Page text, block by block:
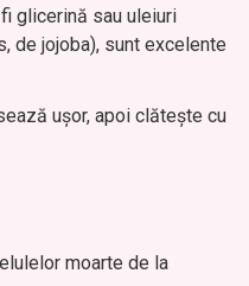
glicerină sau uleiuri
de jojoba), sunt excelente
ușor, apoi clătește cu
moarte de la